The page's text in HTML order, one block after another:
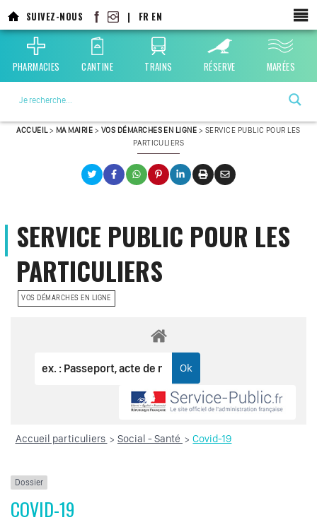
SUIVEZ-NOUS | FR EN
PHARMACIES CANTINE TRAINS RÉSERVE MARÉES
ACCUEIL> MA MAIRIE > VOS DÉMARCHES EN LIGNE > SERVICE PUBLIC POUR LES
PARTICULIERS
SERVICE PUBLIC POUR LES
PARTICULIERS
VOS DÉMARCHES EN LIGNE
Accueil particuliers > Social - Santé > Covid-19
Dossier
COVID-19